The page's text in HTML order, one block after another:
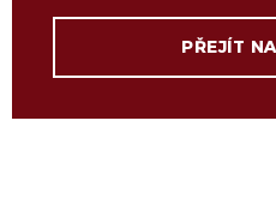
PŘEJÍT